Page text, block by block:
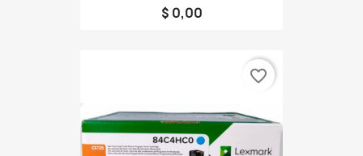
$ 0,00
favorite_border